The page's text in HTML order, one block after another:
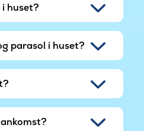
huset?
parasol i huset?